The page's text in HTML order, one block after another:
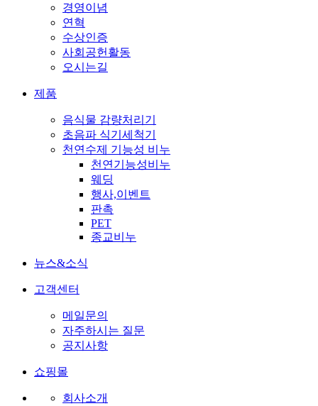
경영이념
연혁
수상인증
사회공헌활동
오시는길
제품
음식물 감량처리기
초음파 식기세척기
천연수제 기능성 비누
천연기능성비누
웨딩
행사,이벤트
판촉
PET
종교비누
뉴스&소식
고객센터
메일문의
자주하시는 질문
공지사항
쇼핑몰
회사소개